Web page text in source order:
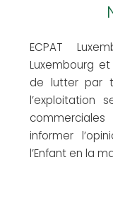
ECPAT
Luxembourg
de lutter par
l’exploitation
informer
l’Enfant en la